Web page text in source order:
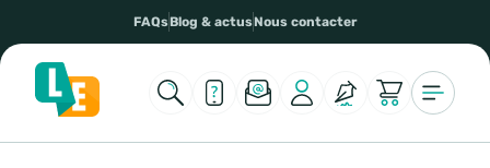
FAQsBlog & actusNous contacter